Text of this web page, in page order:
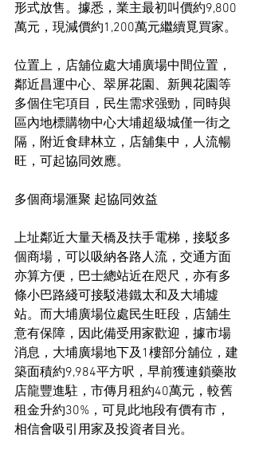
形式放售。據悉，業主最初叫價約9,800
萬元，現減價約1,200萬元繼續覓買家。
位置上，店舖位處大埔廣場中間位置，
鄰近昌運中心、翠屏花園、新興花園等
多個住宅項目，民生需求强勁，同時與
區內地標購物中心大埔超級城僅一街之
隔，附近食肆林立，店舖集中，人流暢
旺，可起協同效應。
多個商場滙聚 起協同效益
上址鄰近大量天橋及扶手電梯，接駁多
個商場，可以吸納各路人流，交通方面
亦算方便，巴士總站近在咫尺，亦有多
條小巴路綫可接駁港鐵太和及大埔墟
站。而大埔廣場位處民生旺段，店舖生
意有保障，因此備受用家歡迎，據市場
消息，大埔廣場地下及1樓部分舖位，建
築面積約9,984平方呎，早前獲連鎖藥妝
店龍豐進駐，市傳月租約40萬元，較舊
租金升約30%，可見此地段有價有市，
相信會吸引用家及投資者目光。